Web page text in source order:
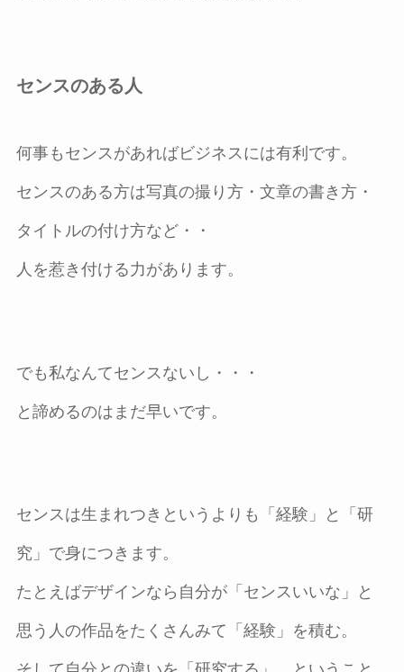
センスのある人
何事もセンスがあればビジネスには有利です。
センスのある方は写真の撮り方・文章の書き方・
タイトルの付け方など・・
人を惹き付ける力があります。
でも私なんてセンスないし・・・
と諦めるのはまだ早いです。
センスは生まれつきというよりも「経験」と「研
究」で身につきます。
たとえばデザインなら自分が「センスいいな」と
思う人の作品をたくさんみて「経験」を積む。